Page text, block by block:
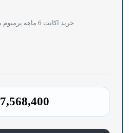
خرید اکانت 6 ماهه پرمیوم مالیبو میک
7,568,400